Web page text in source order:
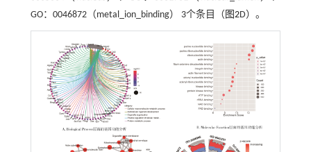
GO：0046872（metal_ion_binding） 3个条目（ 图2D）。